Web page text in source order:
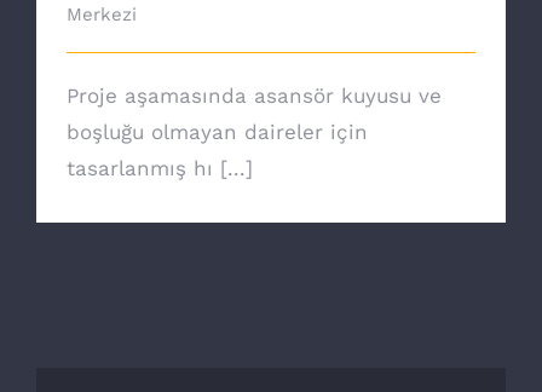
Merkezi
Proje aşamasında asansör kuyusu ve
boşluğu olmayan daireler için
tasarlanmış hı [...]